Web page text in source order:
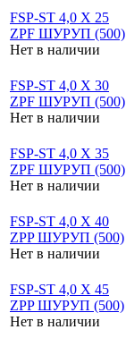
FSP-ST 4,0 X 25
ZPF ШУРУП (500)
Нет в наличии
FSP-ST 4,0 X 30
ZPF ШУРУП (500)
Нет в наличии
FSP-ST 4,0 X 35
ZPF ШУРУП (500)
Нет в наличии
FSP-ST 4,0 X 40
ZPP ШУРУП (500)
Нет в наличии
FSP-ST 4,0 X 45
ZPP ШУРУП (500)
Нет в наличии